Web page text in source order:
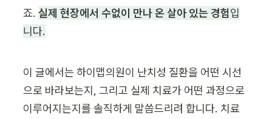
죠. 실제 현장에서 수없이 만나 온 살아 있는 경험입
니다.
이 글에서는 하이맵의원이 난치성 질환을 어떤 시선
으로 바라보는지, 그리고 실제 치료가 어떤 과정으로
이루어지는지를 솔직하게 말씀드리려 합니다. 치료